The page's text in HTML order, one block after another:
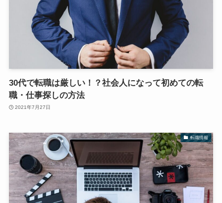
30代で転職は厳しい！？社会人になって初めての転
職・仕事探しの方法
2021年7月27日
転職情報